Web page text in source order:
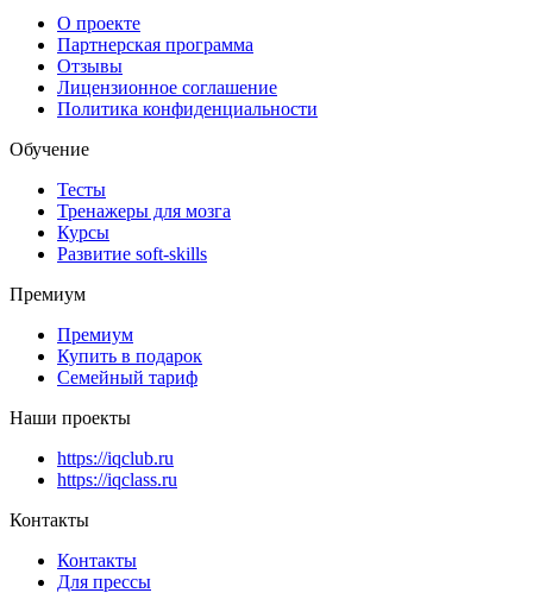
О проекте
Партнерская программа
Отзывы
Лицензионное соглашение
Политика конфиденциальности
Обучение
Тесты
Тренажеры для мозга
Курсы
Развитие soft-skills
Премиум
Премиум
Купить в подарок
Семейный тариф
Наши проекты
https://iqclub.ru
https://iqclass.ru
Контакты
Контакты
Для прессы